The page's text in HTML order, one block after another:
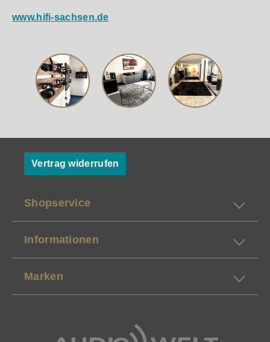
www.hifi-sachsen.de
Vertrag widerrufen
Shopservice
Informationen
Marken